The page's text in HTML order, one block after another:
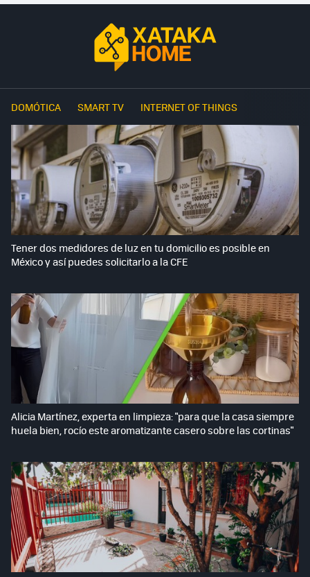
DOMÓTICA SMART TV INTERNET OF THINGS
Tener dos medidores de luz en tu domicilio es posible en
México y así puedes solicitarlo a la CFE
Alicia Martínez, experta en limpieza: "para que la casa siempre
huela bien, rocío este aromatizante casero sobre las cortinas"